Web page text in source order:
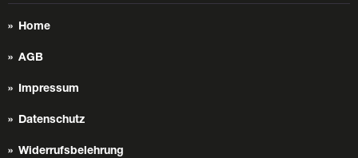
Home
AGB
Impressum
Datenschutz
Widerrufsbelehrung